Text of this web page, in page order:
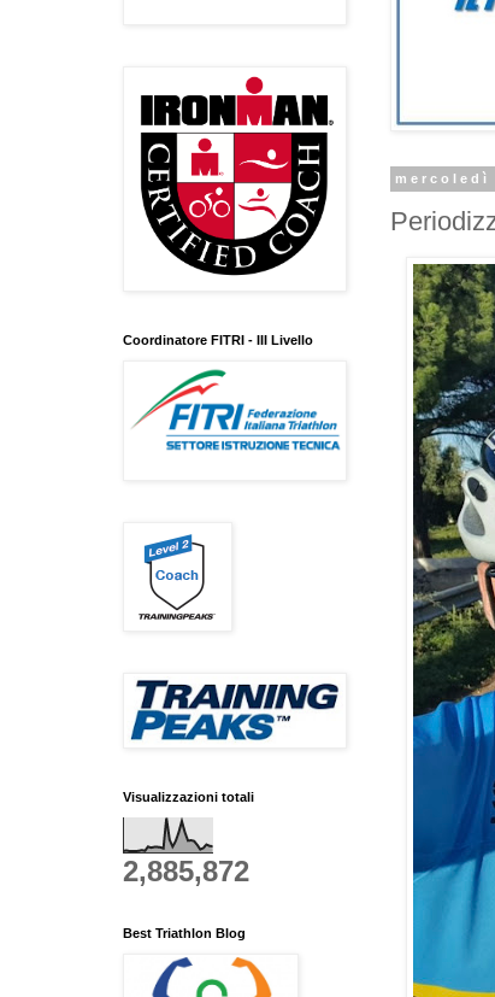
mercoledì
Coordinatore FITRI - III Livello
Visualizzazioni totali
2,885,872
Best Triathlon Blog